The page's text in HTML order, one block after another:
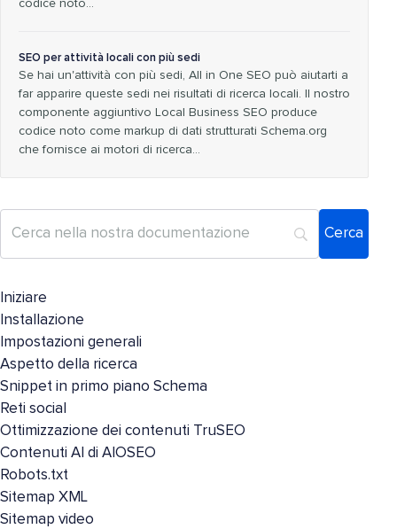
codice noto…
SEO per attività locali con più sedi
Se hai un'attività con più sedi, All in One SEO può aiutarti a
far apparire queste sedi nei risultati di ricerca locali. Il nostro
componente aggiuntivo Local Business SEO produce
codice noto come markup di dati strutturati Schema.org
che fornisce ai motori di ricerca…
Iniziare
Installazione
Impostazioni generali
Aspetto della ricerca
Snippet in primo piano Schema
Reti social
Ottimizzazione dei contenuti TruSEO
Contenuti AI di AIOSEO
Robots.txt
Sitemap XML
Sitemap video